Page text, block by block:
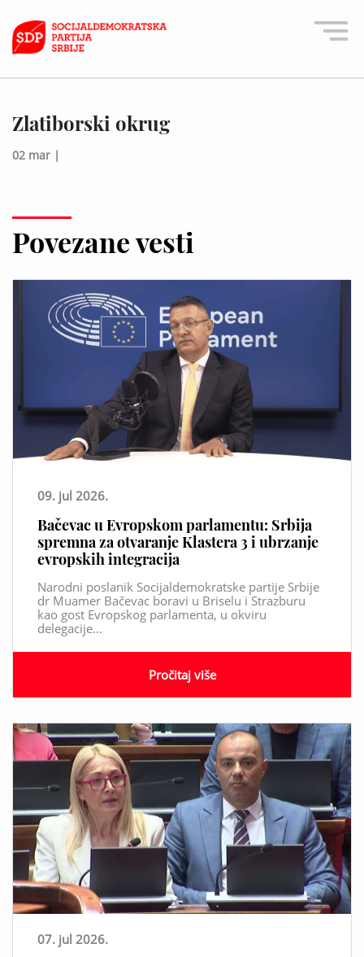
Zlatiborski okrug
02 mar |
Povezane vesti
09. jul 2026.
Bačevac u Evropskom parlamentu: Srbija
spremna za otvaranje Klastera 3 i ubrzanje
evropskih integracija
Narodni poslanik Socijaldemokratske partije Srbije
dr Muamer Bačevac boravi u Briselu i Strazburu
kao gost Evropskog parlamenta, u okviru
delegacije...
Pročitaj više
07. jul 2026.